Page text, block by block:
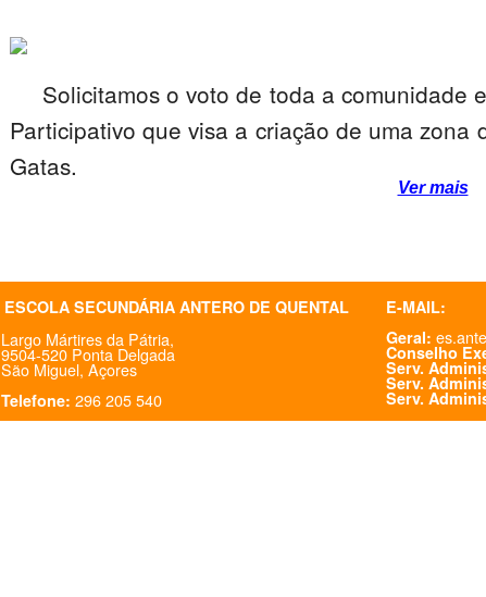
Solicitamos o voto de toda a comunidade
Participativo que visa a criação de uma
Gatas.
Ver mais
ESCOLA SECUNDÁRIA ANTERO DE QUENTAL
Largo Mártires da Pátria,
9504-520 Ponta Delgada
São Miguel, Açores
Telefone: 296 205 540
E-MAIL:
Geral:
Conselho
Serv.
Serv.
Serv.